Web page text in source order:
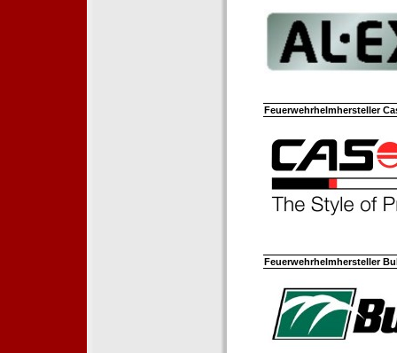
Feuerwehrhelmhersteller
Feuerwehrhelmhersteller